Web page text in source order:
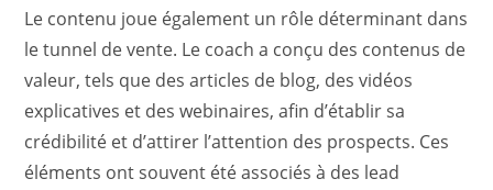
Le contenu joue également un rôle déterminant dans
le tunnel de vente. Le coach a conçu des contenus de
valeur, tels que des articles de blog, des vidéos
explicatives et des webinaires, afin d’établir sa
crédibilité et d’attirer l’attention des prospects. Ces
éléments ont souvent été associés à des lead